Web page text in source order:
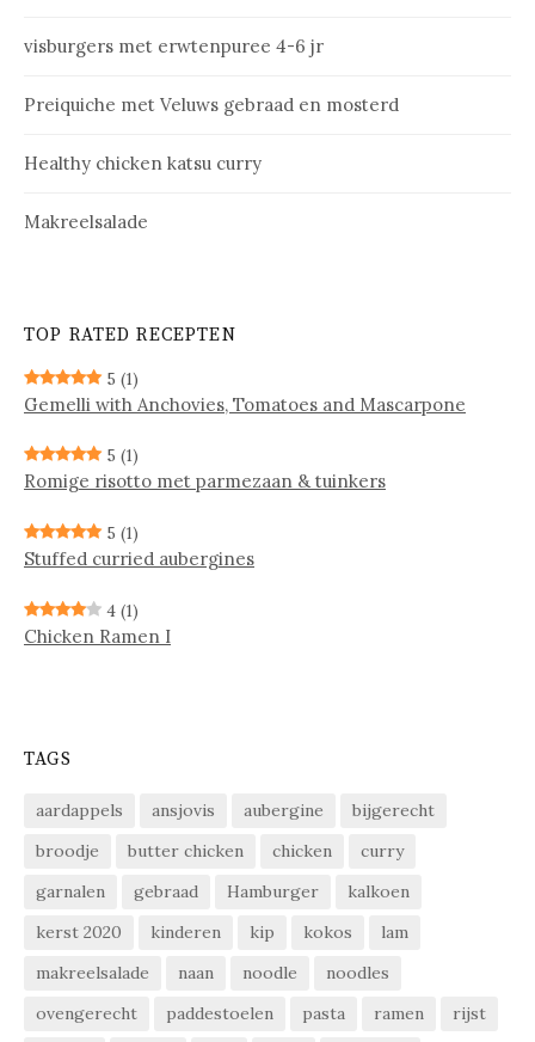
vis­bur­gers met erw­ten­pu­ree 4-6 jr
Prei­qui­che met Ve­luws ge­braad en mos­terd
Healthy chicken katsu curry
Makreelsalade
TOP RATED RECEPTEN
5 (1)
Gemelli with Anchovies, Tomatoes and Mascarpone
5 (1)
Ro­mi­ge ri­sot­to met par­me­zaan & tuin­kers
5 (1)
Stuffed curried aubergines
4 (1)
Chicken Ramen I
TAGS
aardappels ansjovis aubergine
bijgerecht
broodje
butter chicken chicken
curry
garnalen
gebraad Hamburger
kalkoen
kerst 2020
kinderen kip kokos
lam
makreelsalade
naan noodle
noodles
ovengerecht
paddestoelen pasta ramen
rijst